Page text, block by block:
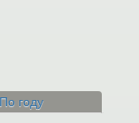
По году